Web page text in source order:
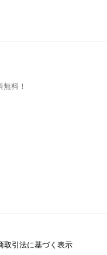
料！
取引法に基づく表示